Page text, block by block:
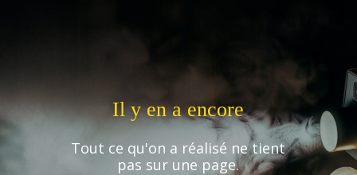
Il y en a encore
Tout ce qu'on a réalisé ne tient
pas sur une page.